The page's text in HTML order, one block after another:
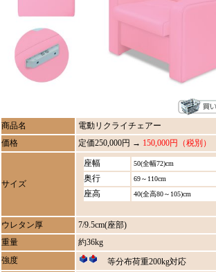
商品名
電動リクライチェアー
価格
定価250,000円 → 150,000円（税別）
サイズ
座幅 50(全幅72)cm
奥行 69～110cm
座高 40(全高80～105)cm
ウレタン厚
7/9.5cm(座部)
重量
約36kg
強度
等分布荷重200kg対応